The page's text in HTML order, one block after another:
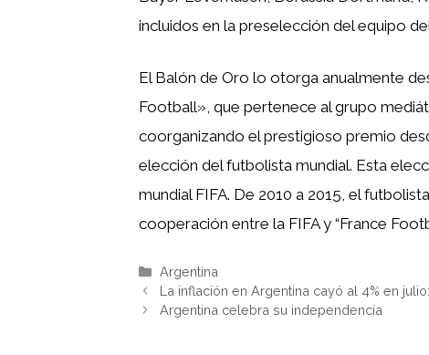
incluidos en la preselección del equipo
El Balón de Oro lo otorga anualmente
Football», que pertenece al grupo
coorganizando el prestigioso premio
elección del futbolista mundial. Esta
mundial FIFA. De 2010 a 2015, el
cooperación entre la FIFA y “France
Categorías
Argentina
La inflación en Argentina cayó al 4% en
Argentina celebra su independencia